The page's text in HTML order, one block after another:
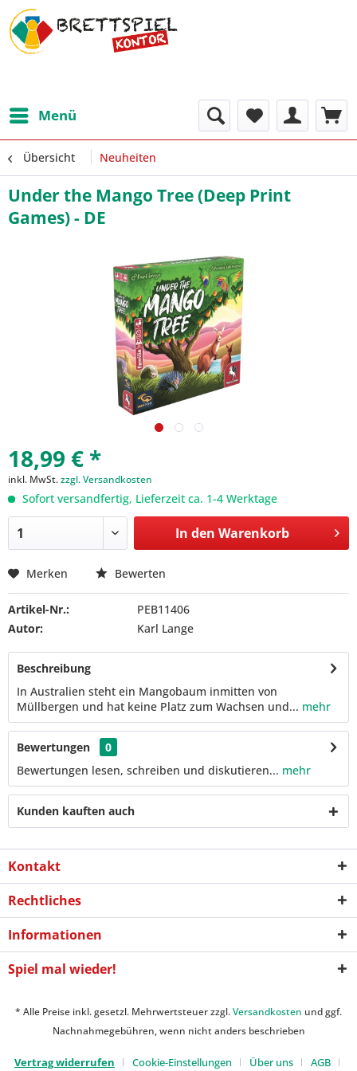
Menü
Übersicht Neuheiten
Under the Mango Tree (Deep Print
Games) - DE
18,99 € *
inkl. MwSt.zzgl. Versandkosten
Sofort versandfertig, Lieferzeit ca. 1-4 Werktage
In den Warenkorb
Merken Bewerten
Artikel-Nr.:
PEB11406
Autor:
Karl Lange
Beschreibung
In Australien steht ein Mangobaum inmitten von
Müllbergen und hat keine Platz zum Wachsen und... mehr
Bewertungen
0
Bewertungen lesen, schreiben und diskutieren... mehr
Kunden kauften auch
Kontakt
Rechtliches
Informationen
Spiel mal wieder!
* Alle Preise inkl. gesetzl. Mehrwertsteuer zzgl.Versandkosten und ggf.
Nachnahmegebühren, wenn nicht anders beschrieben
Vertrag widerrufen Cookie-Einstellungen Über uns AGB